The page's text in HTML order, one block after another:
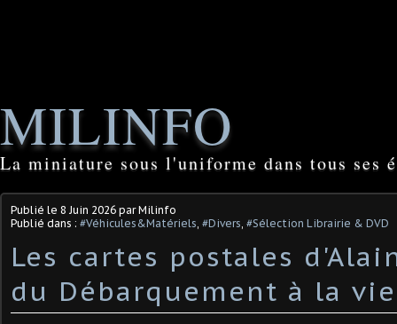
MILINFO
La miniature sous l'uniforme dans tous ses
Publié le 8 Juin 2026 par Milinfo
Publié dans : #Véhicules&Matériels, #Divers, #Sélection Librairie & DVD
Les cartes postales
du Débarquement à la